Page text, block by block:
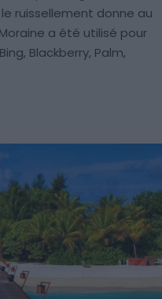
ruissellement donne au
a été utilisé pour
Blackberry, Palm,